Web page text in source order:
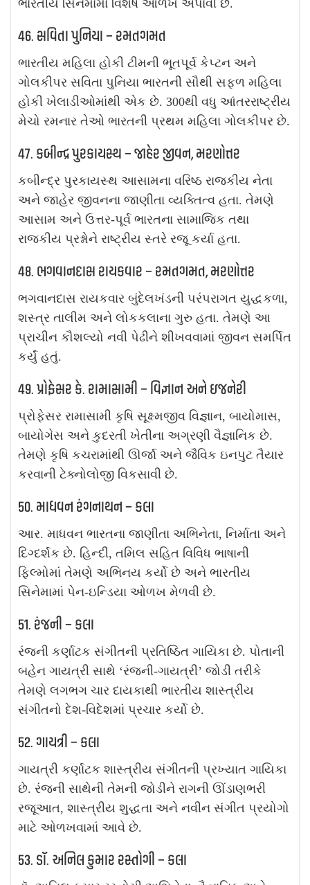
ભારતીય સિનેમામાં વિશેષ ઓળખ અપાવી છે.
46. સવિતા પુનિયા – રમતગમત
ભારતીય મહિલા હોકી ટીમની ભૂતપૂર્વ કેપ્ટન અને
ગોલકીપર સવિતા પુનિયા ભારતની સૌથી સફળ મહિલા
હોકી ખેલાડીઓમાંથી એક છે. 300થી વધુ આંતરરાષ્ટ્રીય
મેચો રમનાર તેઓ ભારતની પ્રથમ મહિલા ગોલકીપર છે.
47. કબીન્દ્ર પુરકાયસ્થ – જાહેર જીવન, મરણોત્તર
કબીન્દ્ર પુરકાયસ્થ આસામના વરિષ્ઠ રાજકીય નેતા
અને જાહેર જીવનના જાણીતા વ્યક્તિત્વ હતા. તેમણે
આસામ અને ઉત્તર-પૂર્વ ભારતના સામાજિક તથા
રાજકીય પ્રશ્નોને રાષ્ટ્રીય સ્તરે રજૂ કર્યા હતા.
48. ભગવાનદાસ રાયકવાર – રમતગમત, મરણોત્તર
ભગવાનદાસ રાયકવાર બુંદેલખંડની પરંપરાગત યુદ્ધકળા,
શસ્ત્ર તાલીમ અને લોકકલાના ગુરુ હતા. તેમણે આ
પ્રાચીન કૌશલ્યો નવી પેઢીને શીખવવામાં જીવન સમર્પિત
કર્યું હતું.
49. પ્રોફેસર કે. રામાસામી – વિજ્ઞાન અને ઇજનેરી
પ્રોફેસર રામાસામી કૃષિ સૂક્ષ્મજીવ વિજ્ઞાન, બાયોમાસ,
બાયોગેસ અને કુદરતી ખેતીના અગ્રણી વૈજ્ઞાનિક છે.
તેમણે કૃષિ કચરામાંથી ઊર્જા અને જૈવિક ઇનપુટ તૈયાર
કરવાની ટેક્નોલોજી વિકસાવી છે.
50. માધવન રંગનાથન – કલા
આર. માધવન ભારતના જાણીતા અભિનેતા, નિર્માતા અને
દિગ્દર્શક છે. હિન્દી, તમિલ સહિત વિવિધ ભાષાની
ફિલ્મોમાં તેમણે અભિનય કર્યો છે અને ભારતીય
સિનેમામાં પેન-ઇન્ડિયા ઓળખ મેળવી છે.
51. રંજની – કલા
રંજની કર્ણાટક સંગીતની પ્રતિષ્ઠિત ગાયિકા છે. પોતાની
બહેન ગાયત્રી સાથે ‘રંજની-ગાયત્રી’ જોડી તરીકે
તેમણે લગભગ ચાર દાયકાથી ભારતીય શાસ્ત્રીય
સંગીતનો દેશ-વિદેશમાં પ્રચાર કર્યો છે.
52. ગાયત્રી – કલા
ગાયત્રી કર્ણાટક શાસ્ત્રીય સંગીતની પ્રખ્યાત ગાયિકા
છે. રંજની સાથેની તેમની જોડીને રાગની ઊંડાણભરી
રજૂઆત, શાસ્ત્રીય શુદ્ધતા અને નવીન સંગીત પ્રયોગો
માટે ઓળખવામાં આવે છે.
53. ડૉ. અનિલ કુમાર રસ્તોગી – કલા